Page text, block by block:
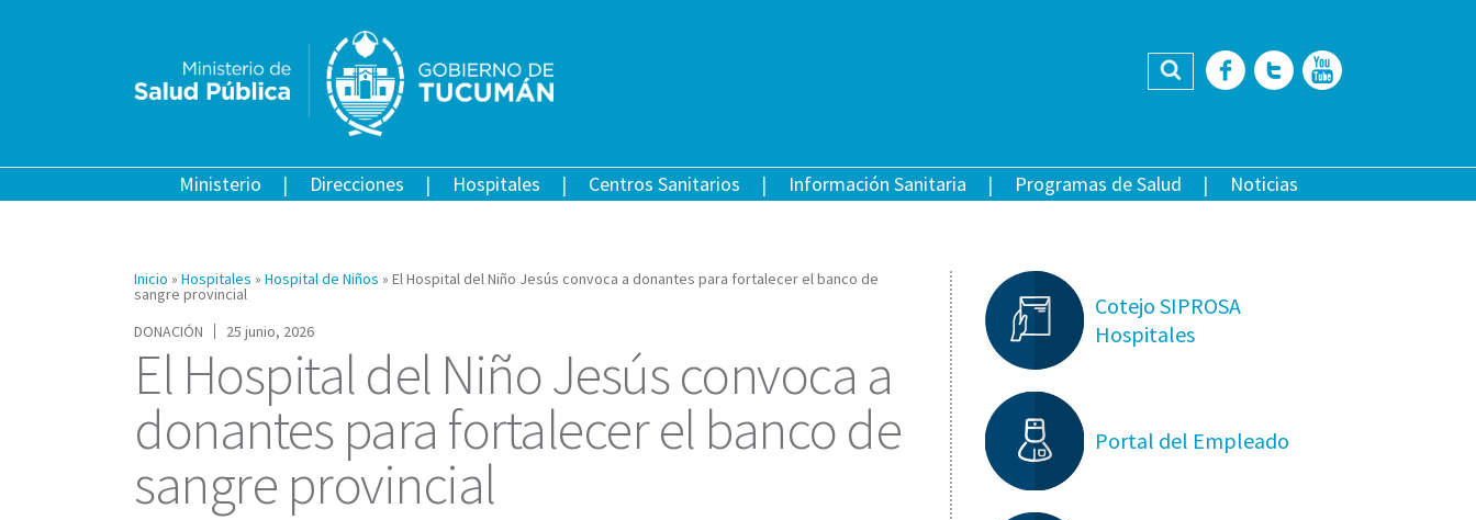
Buscar Facebook
Twitter
Ministerio Direcciones Hospitales Centros Sanitarios Información Sanitaria Programas de Salud Noticias
Inicio » Hospitales » Hospital de Niños » El Hospital del Niño Jesús convoca a donantes para fortalecer el banco de
sangre provincial
DONACIÓN
25 junio, 2026
El Hospital del Niño Jesús convoca a
donantes para fortalecer el banco de
sangre provincial
Cotejo SIPROSA
Hospitales
Portal del Empleado